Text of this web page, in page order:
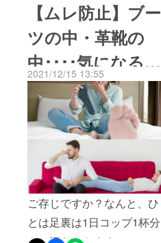
【ムレ防止】ブー
ツの中・革靴の
中････気になる匂
いはありません
か？
2021/12/15 13:55
ご存じですか？なんと、ひ
とは足裏は1日コップ1杯分